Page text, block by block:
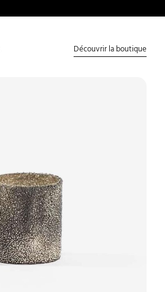
Découvrir la boutique